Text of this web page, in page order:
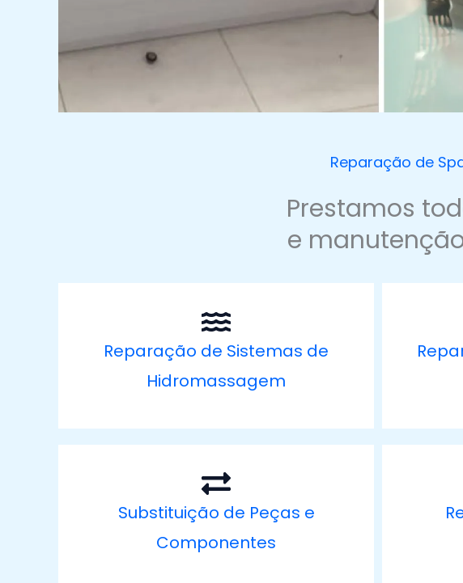
Reparação de
Prestamos
e
Reparação de Sistemas de
Hidromassagem
Substituição de Peças e
Componentes